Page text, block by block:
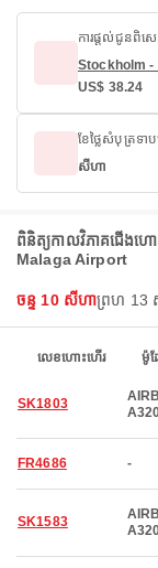
ការផ្តល់ជូនពិស
Stockholm -
US$ 38.24
ខែថ្លៃសំបុត្រទា
សីហា
ពិនិត្យកាលវិភាគជើង
Malaga Airport
ចន្ទ 10 សីហាព្រហ 13
លេខហោះហើរ ម៉ូ
SK1803
FR4686 -
SK1583